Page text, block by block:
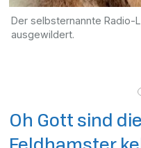
Der selbsternannte Radio-
ausgewildert.
Oh Gott sind